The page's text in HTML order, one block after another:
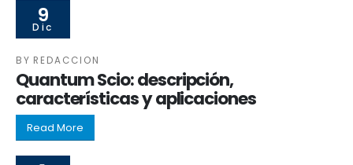
9
Dic
BY REDACCION
Quantum Scio: descripción,
características y aplicaciones
Read More